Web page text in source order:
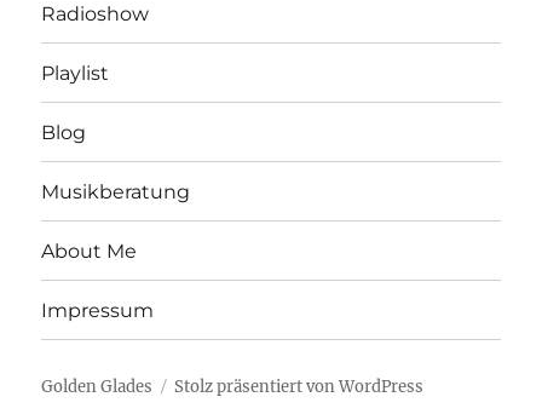
Radioshow
Playlist
Blog
Musikberatung
About Me
Impressum
Golden Glades Stolz präsentiert von WordPress